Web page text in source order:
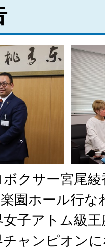
クサー宮尾
園ホール行な
子アトム級
ャンピオン